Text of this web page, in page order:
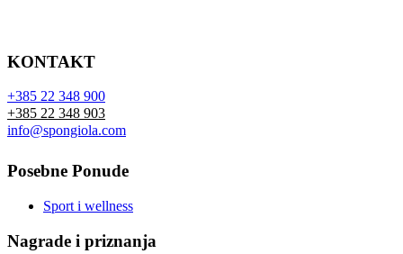
KONTAKT
+385 22 348 900
+385 22 348 903
info@spongiola.com
Posebne Ponude
Sport i wellness
Nagrade i priznanja